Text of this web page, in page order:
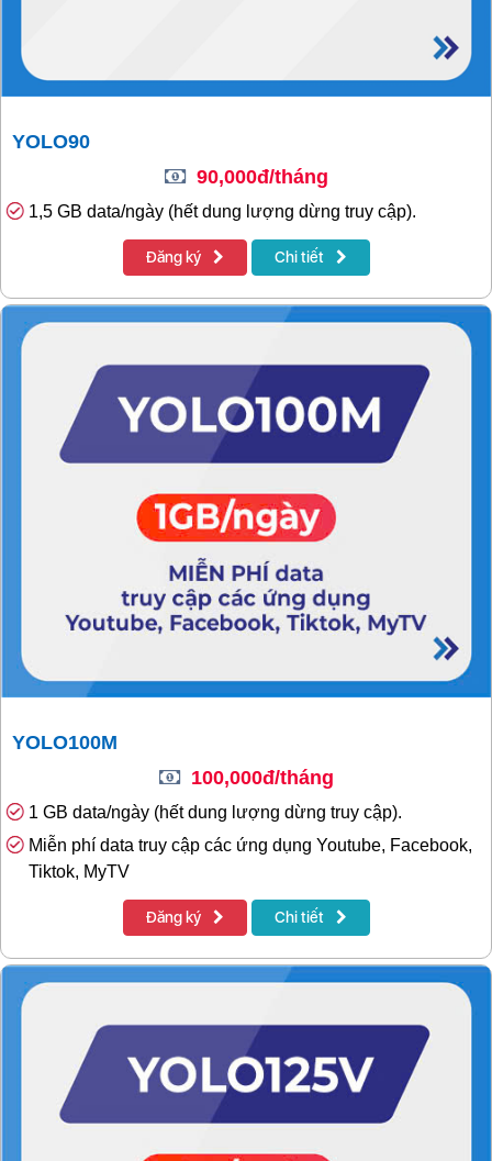
YOLO90
90,000đ/tháng
1,5 GB data/ngày (hết dung lượng dừng truy cập).
Đăng ký Chi tiết
YOLO100M
100,000đ/tháng
1 GB data/ngày (hết dung lượng dừng truy cập).
Miễn phí data truy cập các ứng dụng Youtube, Facebook,
Tiktok, MyTV
Đăng ký Chi tiết